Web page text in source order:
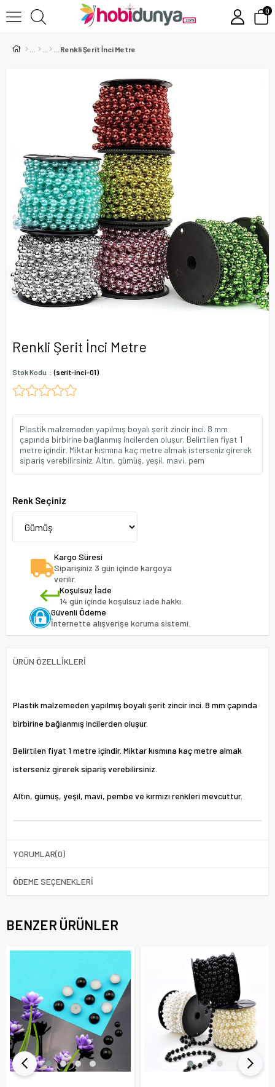
0
Renkli Şerit İnci Metre
Renkli Şerit İnci Metre
Stok Kodu (serit-inci-01)
Plastik malzemeden yapılmış boyalı şerit zincir inci. 8 mm
çapında birbirine bağlanmış incilerden oluşur. Belirtilen fiyat 1
metre içindir. Miktar kısmına kaç metre almak isterseniz girerek
sipariş verebilirsiniz. Altın, gümüş, yeşil, mavi, pem
Renk Seçiniz
Kargo Süresi
Siparişiniz 3 gün içinde kargoya
verilir.
Koşulsuz İade
14 gün içinde koşulsuz iade hakkı.
Güvenli Ödeme
İnternette alışverişe koruma sistemi.
ÜRÜN ÖZELLIKLERI
Plastik malzemeden yapılmış boyalı şerit zincir inci. 8 mm çapında
birbirine bağlanmış incilerden oluşur.
Belirtilen fiyat 1 metre içindir. Miktar kısmına kaç metre almak
isterseniz girerek sipariş verebilirsiniz.
Altın, gümüş, yeşil, mavi, pembe ve kırmızı renkleri mevcuttur.
YORUMLAR(0)
ÖDEME SEÇENEKLERI
BENZER ÜRÜNLER